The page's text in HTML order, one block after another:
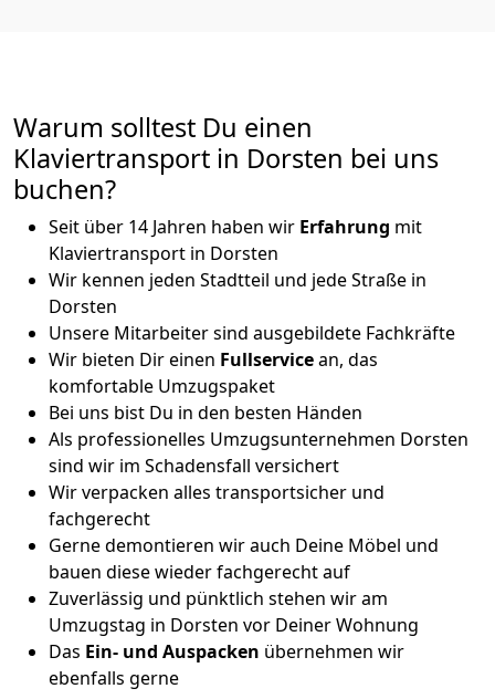
Warum solltest Du einen
Klaviertransport in Dorsten bei uns
buchen?
Seit über 14 Jahren haben wir Erfahrung mit
Klaviertransport in Dorsten
Wir kennen jeden Stadtteil und jede Straße in
Dorsten
Unsere Mitarbeiter sind ausgebildete Fachkräfte
Wir bieten Dir einen Fullservicean, das
komfortable Umzugspaket
Bei uns bist Du in den besten Händen
Als professionelles Umzugsunternehmen Dorsten
sind wir im Schadensfall versichert
Wir verpacken alles transportsicher und
fachgerecht
Gerne demontieren wir auch Deine Möbel und
bauen diese wieder fachgerecht auf
Zuverlässig und pünktlich stehen wir am
Umzugstag in Dorsten vor Deiner Wohnung
Das Ein- und Auspacken übernehmen wir
ebenfalls gerne